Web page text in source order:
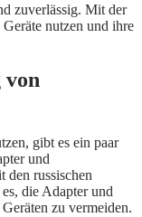
zuverlässig. Mit der
nutzen und ihre
von
gibt es ein paar
und
den russischen
die Adapter und
zu vermeiden.